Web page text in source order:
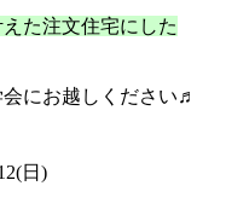
た注文住宅にした
にお越しください♬
日)